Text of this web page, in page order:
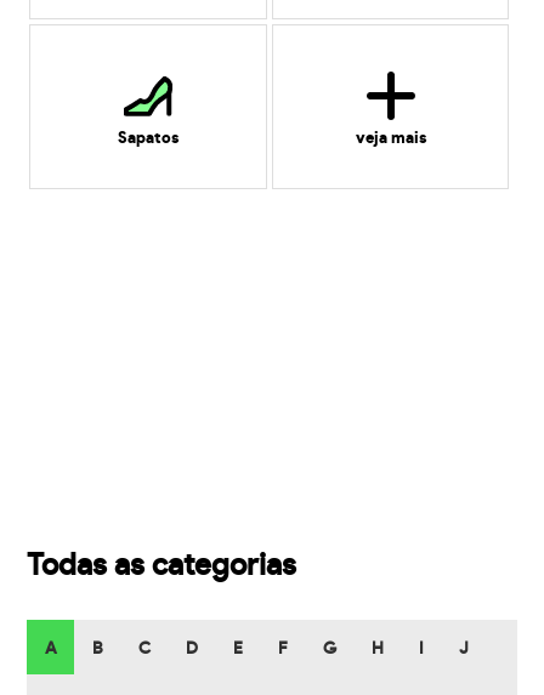
Sapatos veja mais
Todas as categorias
A B C D E F G H J